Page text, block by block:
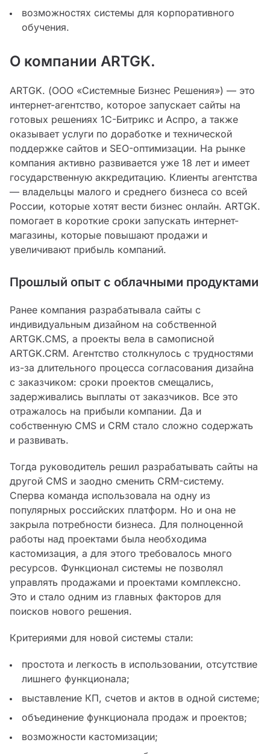
возможностях системы для корпоративного
обучения.
О компании ARTGK.
ARTGK. (ООО «Системные Бизнес Решения») — это
интернет-агентство, которое запускает сайты на
готовых решениях 1С-Битрикс и Аспро, а также
оказывает услуги по доработке и технической
поддержке сайтов и SEO-оптимизации. На рынке
компания активно развивается уже 18 лет и имеет
государственную аккредитацию. Клиенты агентства
— владельцы малого и среднего бизнеса со всей
России, которые хотят вести бизнес онлайн. ARTGK.
помогает в короткие сроки запускать интернет-
магазины, которые повышают продажи и
увеличивают прибыль компаний.
Прошлый опыт с облачными продуктами
Ранее компания разрабатывала сайты с
индивидуальным дизайном на собственной
ARTGK.CMS, а проекты вела в самописной
ARTGK.CRM. Агентство столкнулось с трудностями
из-за длительного процесса согласования дизайна
с заказчиком: сроки проектов смещались,
задерживались выплаты от заказчиков. Все это
отражалось на прибыли компании. Да и
собственную CMS и CRM стало сложно содержать
и развивать.
Тогда руководитель решил разрабатывать сайты на
другой CMS и заодно сменить CRM-систему.
Сперва команда использовала на одну из
популярных российских платформ. Но и она не
закрыла потребности бизнеса. Для полноценной
работы над проектами была необходима
кастомизация, а для этого требовалось много
ресурсов. Функционал системы не позволял
управлять продажами и проектами комплексно.
Это и стало одним из главных факторов для
поисков нового решения.
Критериями для новой системы стали:
простота и легкость в использовании, отсутствие
лишнего функционала;
выставление КП, счетов и актов в одной системе;
объединение функционала продаж и проектов;
возможности кастомизации;